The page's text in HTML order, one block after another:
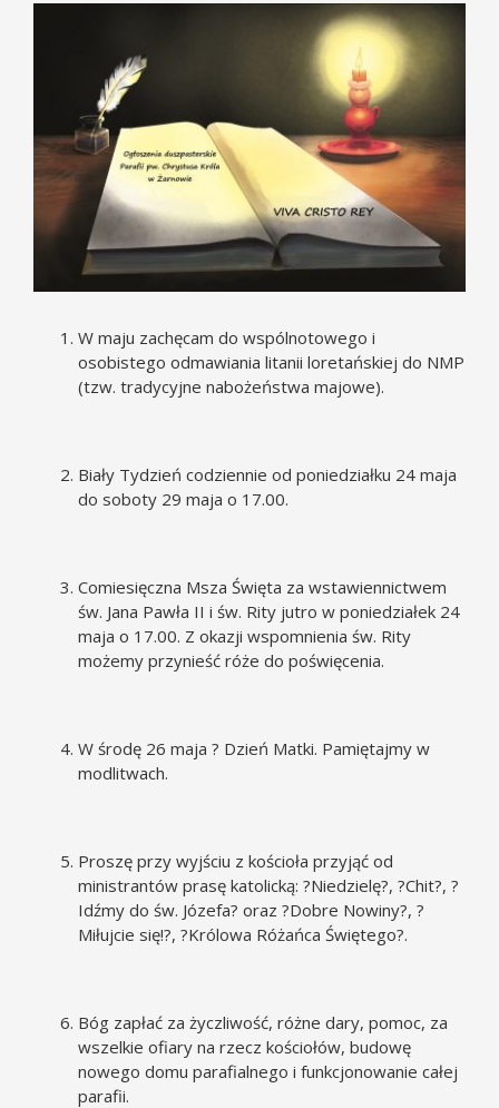
W maju zachęcam do wspólnotowego i
osobistego odmawiania litanii loretańskiej do NMP
(tzw. tradycyjne nabożeństwa majowe).
Biały Tydzień codziennie od poniedziałku 24 maja
do soboty 29 maja o 17.00.
Comiesięczna Msza Święta za wstawiennictwem
św. Jana Pawła II i św. Rity jutro w poniedziałek 24
maja o 17.00. Z okazji wspomnienia św. Rity
możemy przynieść róże do poświęcenia.
W środę 26 maja ? Dzień Matki. Pamiętajmy w
modlitwach.
Proszę przy wyjściu z kościoła przyjąć od
ministrantów prasę katolicką: ?Niedzielę?, ?Chit?, ?
Idźmy do św. Józefa? oraz ?Dobre Nowiny?, ?
Miłujcie się!?, ?Królowa Różańca Świętego?.
Bóg zapłać za życzliwość, różne dary, pomoc, za
wszelkie ofiary na rzecz kościołów, budowę
nowego domu parafialnego i funkcjonowanie całej
parafii.